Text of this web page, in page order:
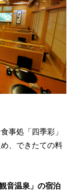
事処「四季彩」
、できたての料
音温泉」の宿泊